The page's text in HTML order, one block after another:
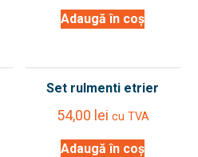
Adaugă în coș
Set rulmenti etrier
54,00 lei cu TVA
Adaugă în coș